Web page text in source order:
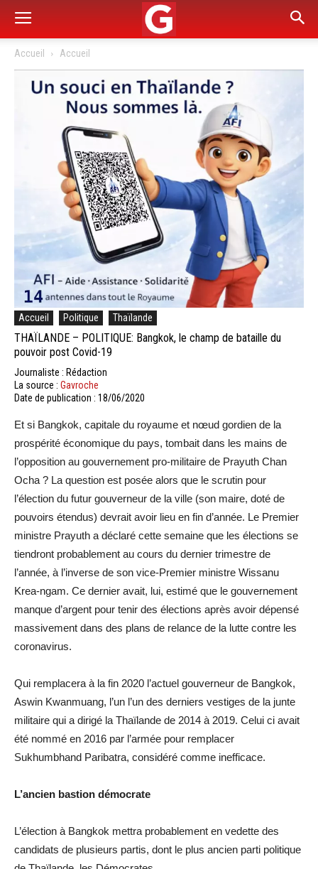
Accueil Accueil
Accueil Politique Thaïlande
THAÏLANDE – POLITIQUE: Bangkok, le champ de bataille du
pouvoir post Covid-19
Journaliste : Rédaction
La source : Gavroche
Date de publication : 18/06/2020
Et si Bangkok, capitale du royaume et nœud gordien de la
prospérité économique du pays, tombait dans les mains de
l’opposition au gouvernement pro-militaire de Prayuth Chan
Ocha ? La question est posée alors que le scrutin pour
l’élection du futur gouverneur de la ville (son maire, doté de
pouvoirs étendus) devrait avoir lieu en fin d’année. Le Premier
ministre Prayuth a déclaré cette semaine que les élections se
tiendront probablement au cours du dernier trimestre de
l’année, à l’inverse de son vice-Premier ministre Wissanu
Krea-ngam. Ce dernier avait, lui, estimé que le gouvernement
manque d’argent pour tenir des élections après avoir dépensé
massivement dans des plans de relance de la lutte contre les
coronavirus.
Qui remplacera à la fin 2020 l’actuel gouverneur de Bangkok,
Aswin Kwanmuang, l’un l’un des derniers vestiges de la junte
militaire qui a dirigé la Thaïlande de 2014 à 2019. Celui ci avait
été nommé en 2016 par l’armée pour remplacer
Sukhumbhand Paribatra, considéré comme inefficace.
L’ancien bastion démocrate
L’élection à Bangkok mettra probablement en vedette des
candidats de plusieurs partis, dont le plus ancien parti politique